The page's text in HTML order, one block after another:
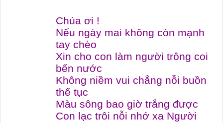
Chúa ơi !
Nếu ngày mai không còn mạnh
tay chèo
Xin cho con làm người trông coi
bến nước
Không niềm vui chẳng nỗi buồn
thế tục
Màu sông bao giờ trắng được
Con lạc trôi nỗi nhớ xa Người